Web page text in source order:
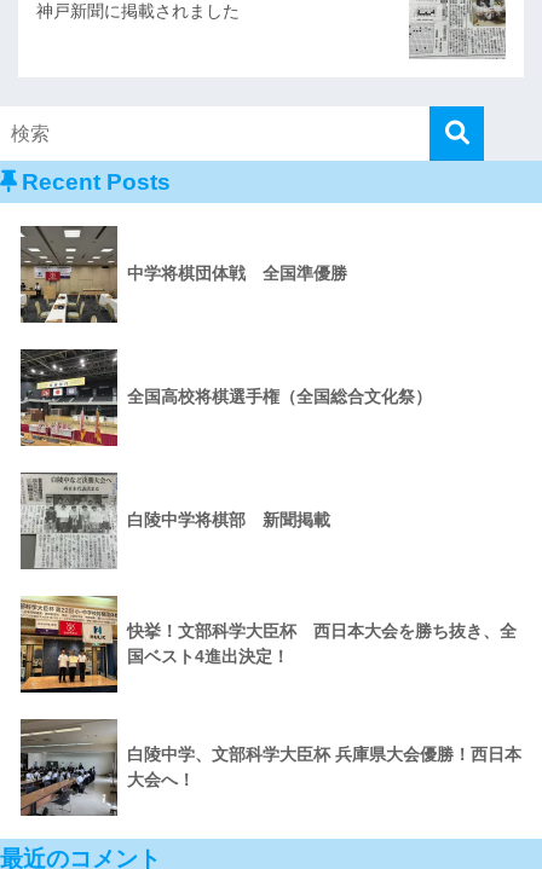
神戸新聞に掲載されました
Recent Posts
中学将棋団体戦 全国準優勝
全国高校将棋選手権（全国総合文化祭）
白陵中学将棋部 新聞掲載
快挙！文部科学大臣杯 西日本大会を勝ち抜き、全
国ベスト4進出決定！
白陵中学、文部科学大臣杯 兵庫県大会優勝！西日本
大会へ！
最近のコメント